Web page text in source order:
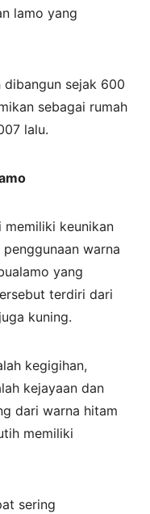
lamo yang
dibangun sejak 600
sebagai rumah
lalu.
memiliki keunikan
warna
yang
terdiri dari
kuning.
kegigihan,
kejayaan dan
dari warna hitam
memiliki
sering